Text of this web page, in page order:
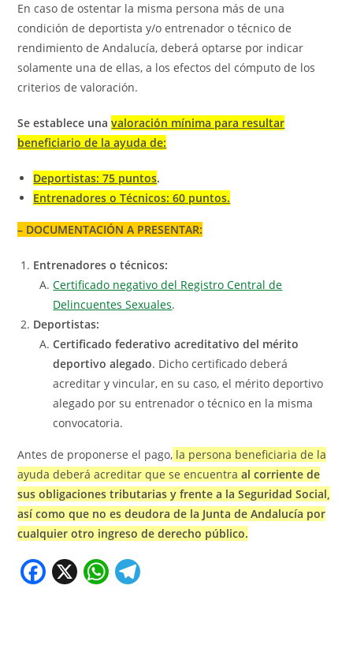
En caso de ostentar la misma persona más de una
condición de deportista y/o entrenador o técnico de
rendimiento de Andalucía, deberá optarse por indicar
solamente una de ellas, a los efectos del cómputo de los
criterios de valoración.
Se establece unavaloración mínima para resultar
beneficiario de la ayudade:
Deportistas: 75 puntos.
Entrenadores o Técnicos: 60 puntos.
– DOCUMENTACIÓN A PRESENTAR:
Entrenadores o técnicos:
Certificado negativo del Registro Central de
Delincuentes Sexuales.
Deportistas:
Certificado federativo acreditativo del mérito
deportivo alegado. Dicho certificado deberá
acreditar y vincular, en su caso, el mérito deportivo
alegado por su entrenador o técnico en la misma
convocatoria.
Antes de proponerse el pago, la persona beneficiaria de la
ayuda deberá acreditar que se encuentraal corriente de
sus obligaciones tributarias y frente a la Seguridad Social,
así como que no es deudora de la Junta de Andalucía por
cualquier otro ingreso de derecho público.
F X W